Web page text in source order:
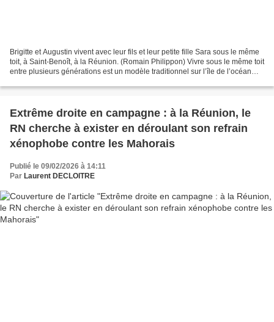
Brigitte et Augustin vivent avec leur fils et leur petite fille Sara sous le même
toit, à Saint-Benoît, à la Réunion. (Romain Philippon) Vivre sous le même toit
entre plusieurs générations est un modèle traditionnel sur l’île de l’océan
Extrême droite en campagne : à la Réunion, le
RN cherche à exister en déroulant son refrain
xénophobe contre les Mahorais
Publié le 09/02/2026 à 14:11
Par Laurent DECLOITRE